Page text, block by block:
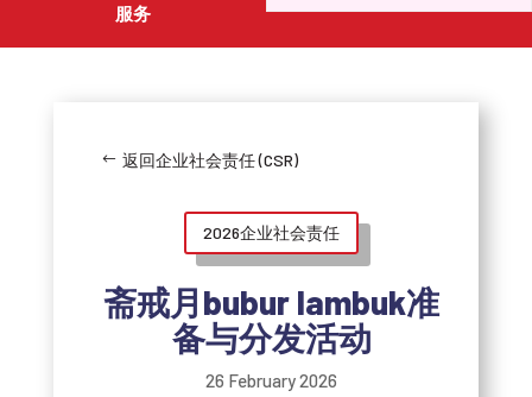
服务
返回企业社会责任 (CSR)
2026企业社会责任
斋戒月bubur lambuk准
备与分发活动
26 February 2026